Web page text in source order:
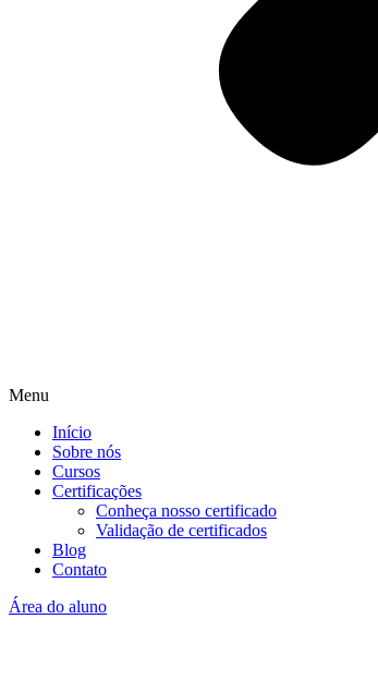
Menu
Início
Sobre nós
Cursos
Certificações
Conheça nosso certificado
Validação de certificados
Blog
Contato
Área do aluno